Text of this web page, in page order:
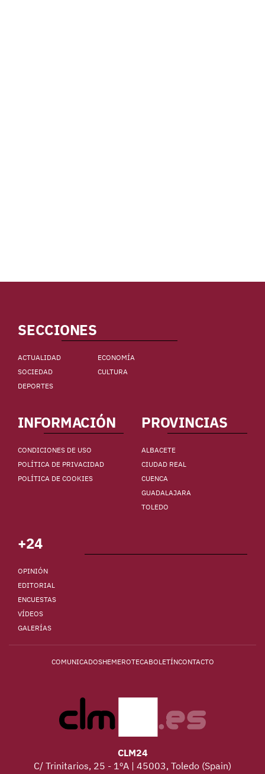
SECCIONES
ACTUALIDAD
ECONOMÍA
SOCIEDAD
CULTURA
DEPORTES
INFORMACIÓN
CONDICIONES DE USO
POLÍTICA DE PRIVACIDAD
POLÍTICA DE COOKIES
PROVINCIAS
ALBACETE
CIUDAD REAL
CUENCA
GUADALAJARA
TOLEDO
+24
OPINIÓN
EDITORIAL
ENCUESTAS
VÍDEOS
GALERÍAS
COMUNICADOSHEMEROTECABOLETÍNCONTACTO
CLM24
C/ Trinitarios, 25 - 1ºA | 45003, Toledo (Spain)